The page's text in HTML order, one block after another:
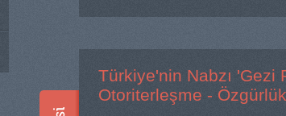
Türkiye'nin Nabzı 'Gezi
Otoriterleşme -